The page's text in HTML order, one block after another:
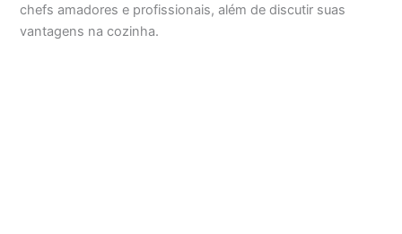
chefs amadores e profissionais, além de discutir suas
vantagens na cozinha.